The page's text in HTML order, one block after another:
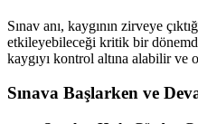
Sınav anı, kaygının zirveye
etkileyebileceği kritik bir
kaygıyı kontrol altına alabilir ve
Sınava Başlarken ve